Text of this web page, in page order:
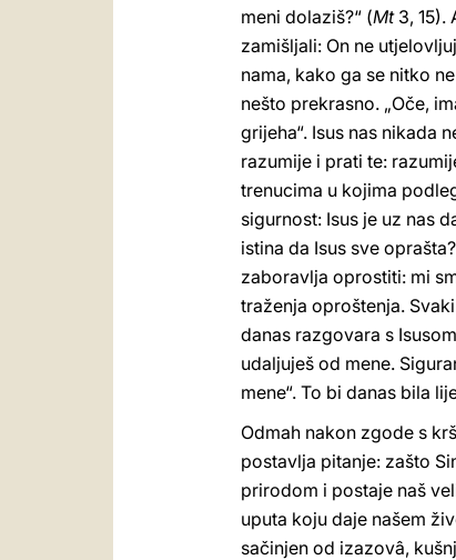
meni dolaziš?“ (Mt3, 15).
zamišljali: On ne
nama, kako ga se nitko
nešto prekrasno. „Oče,
grijeha“. Isus nas nikada
razumije i prati te:
trenucima u kojima
sigurnost: Isus je uz nas
istina da Isus sve
zaboravlja oprostiti: mi
traženja oproštenja.
danas razgovara s
udaljuješ od mene.
mene“. To bi danas bila
Odmah nakon zgode s
postavlja pitanje: zašto
prirodom i postaje naš
uputa koju daje našem
sačinjen od izazovâ,